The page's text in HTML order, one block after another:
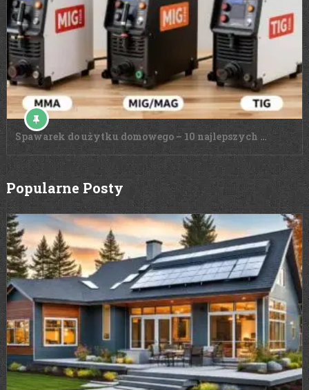
Spawarek do użytku domowego – 10 najlepszych …
Popularne Posty